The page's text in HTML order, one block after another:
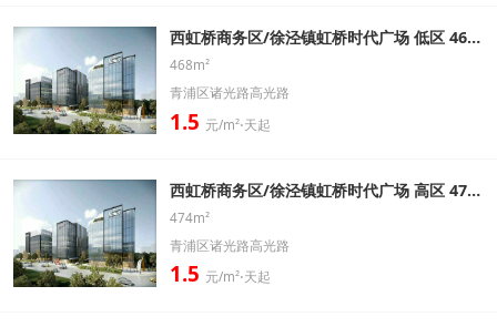
西虹桥商务区/徐泾镇虹桥时代广场 低区 468㎡ 精装修带家具办公室出租信息
468m²
青浦区诸光路高光路
1.5 元/m²⋅天起
西虹桥商务区/徐泾镇虹桥时代广场 高区 474㎡ 精装修带家具办公室出租信息
474m²
青浦区诸光路高光路
1.5 元/m²⋅天起